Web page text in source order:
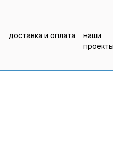
наши
проекты
доставка и оплата